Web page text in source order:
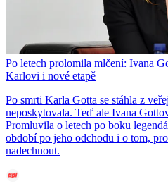
Po letech prolomila mlčení: Ivana
Karlovi i nové etapě
Po smrti Karla Gotta se stáhla z
neposkytovala. Teď ale Ivana
Promluvila o letech po boku
období po jeho odchodu i o tom,
nadechnout.